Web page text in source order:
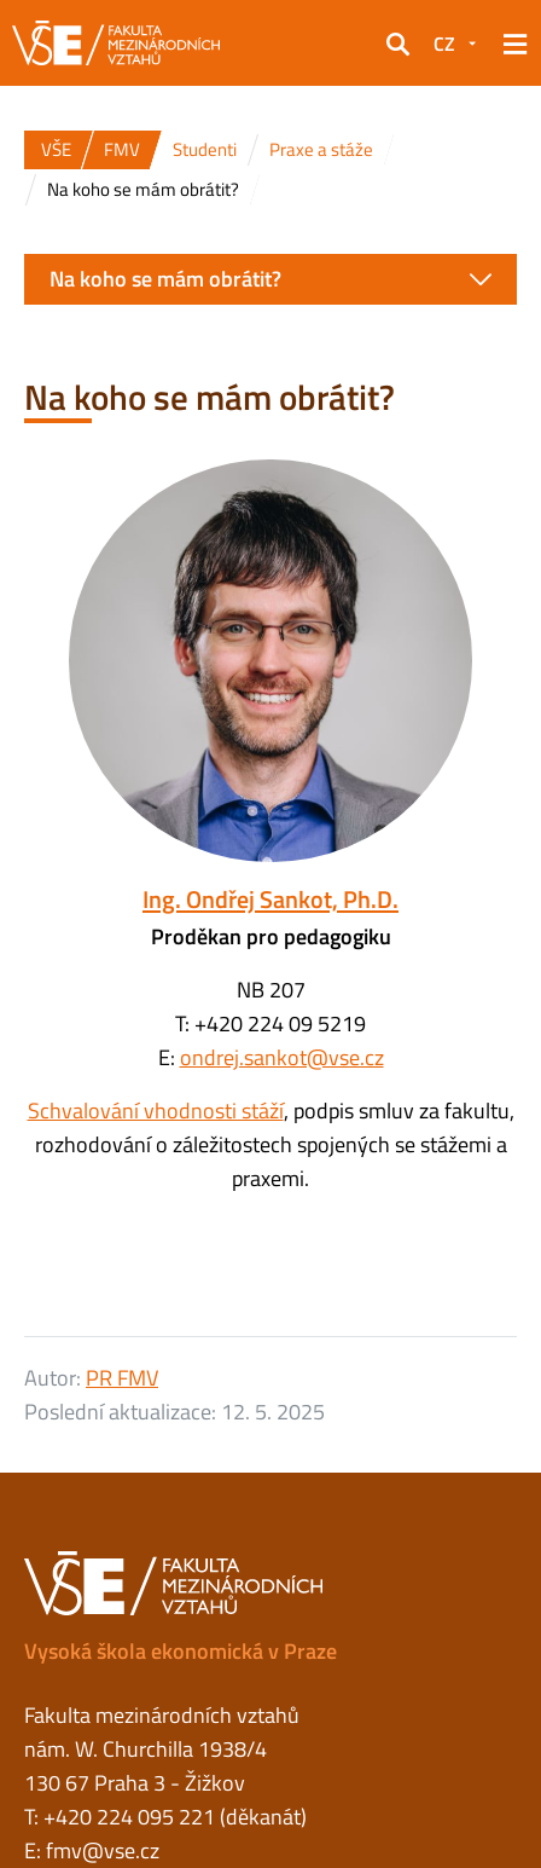
Hledat
CZ
VŠE FMV Studenti
Praxe a stáže
Na koho se mám obrátit?
Na koho se mám obrátit?
Ing. Ondřej Sankot, Ph.D.
Proděkan pro pedagogiku
NB 207
T: +420 224 09 5219
E: ondrej.sankot@vse.cz
Schvalování vhodnosti stáží, podpis smluv za fakultu,
rozhodování o záležitostech spojených se stážemi a
praxemi.
Autor: PR FMV
Poslední aktualizace: 12. 5. 2025
Na koho se mám obrátit?
Vysoká škola ekonomická v Praze
Fakulta mezinárodních vztahů
nám. W. Churchilla 1938/4
130 67 Praha 3 - Žižkov
T: +420 224 095 221 (děkanát)
E:fmv@vse.cz